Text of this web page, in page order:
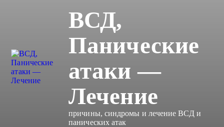
ВСД,
Панические
атаки —
Лечение
причины, синдромы и лечение ВСД и
панических атак